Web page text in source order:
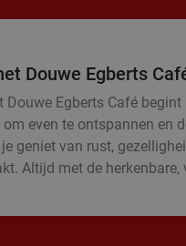
Douwe Egberts
Douwe Egberts Café
even te ontspannen en
geniet van rust,
Altijd met de